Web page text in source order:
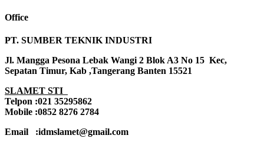
Office
PT. SUMBER TEKNIK INDUSTRI
Jl. Mangga Pesona Lebak Wangi 2 Blok A3 No 15 Kec,
Sepatan Timur, Kab ,Tangerang Banten 15521
SLAMET STI
Telpon :021 35295862
Mobile :0852 8276 2784
Email :idmslamet@gmail.com